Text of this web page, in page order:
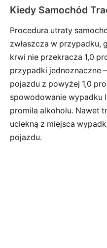
Kiedy Samochód
Procedura utraty
zwłaszcza w przypadku,
krwi nie przekracza 1,0
przypadki jednoznaczne
pojazdu z powyżej 1,0
spowodowanie wypadku
promila alkoholu. Nawet
uciekną z miejsca
pojazdu.